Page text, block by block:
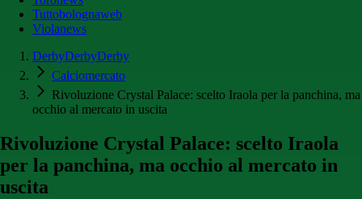
Tuttobolognaweb
Violanews
DerbyDerbyDerby
Calciomercato
Rivoluzione Crystal Palace: scelto Iraola per la panchina, ma
occhio al mercato in uscita
Rivoluzione Crystal Palace: scelto Iraola
per la panchina, ma occhio al mercato in
uscita